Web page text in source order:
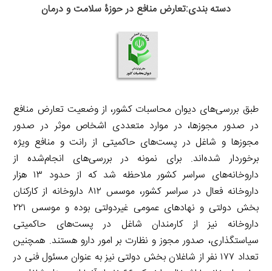
دسته بندی:تعارض منافع در حوزۀ سلامت و درمان
طبق بررسی‌های دیوان محاسبات کشور، از وضعیت تعارض منافع
در صدور مجوزها، در موارد متعددی اشخاص موثر در صدور
مجوزها و شاغل در پست‌های حاکمیتی از رانت و منافع ویژه
برخوردار شده‌اند. برای نمونه در بررسی‌های انجام‌شده از
داروخانه‌های سراسر کشور ملاحظه شد که از حدود ۱۳ هزار
داروخانه فعال در سراسر کشور، موسس ۸۱۲ داروخانه از کارکنان
بخش دولتی و نهادهای عمومی غیردولتی بوده و موسس‌ ۲۲۱
داروخانه نیز از کارمندان شاغل در پست‌های حاکمیتی
سیاستگذاری، صدور مجوز و نظارت بر امور دارو هستند. همچنین
تعداد ۱۷۷ نفر از شاغلان بخش دولتی نیز به‌ عنوان مسئول فنی در